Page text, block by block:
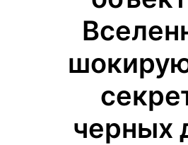
черных